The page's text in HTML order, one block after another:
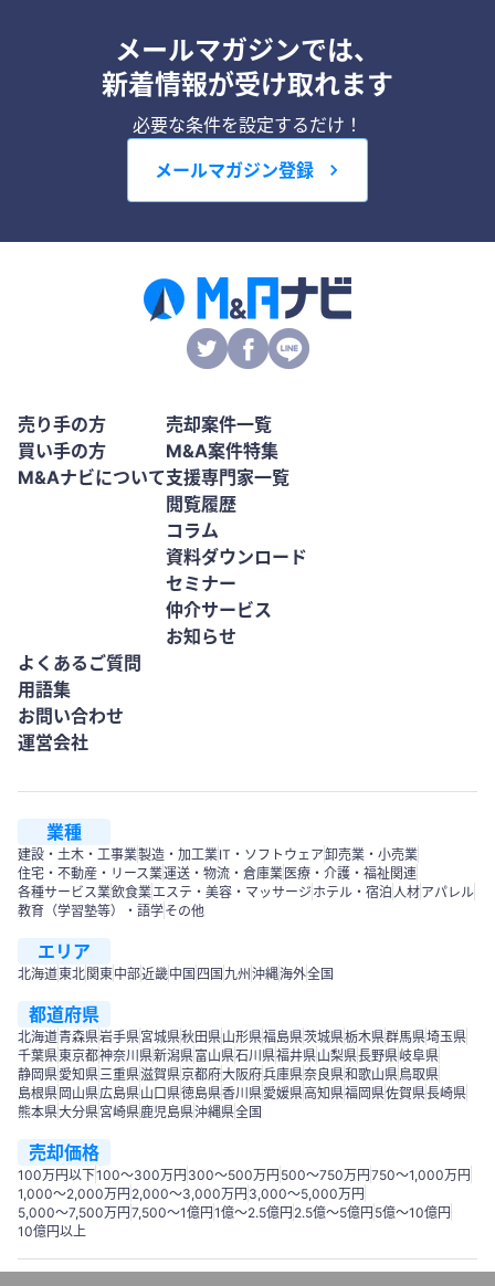
メールマガジンでは、
新着情報が受け取れます
必要な条件を設定するだけ！
メールマガジン登録
売り手の方
買い手の方
M&Aナビについて
売却案件一覧
M&A案件特集
支援専門家一覧
閲覧履歴
コラム
資料ダウンロード
セミナー
仲介サービス
お知らせ
よくあるご質問
用語集
お問い合わせ
運営会社
業種
建設・土木・工事業製造・加工業IT・ソフトウェア卸売業・小売業
住宅・不動産・リース業運送・物流・倉庫業 医療・介護・福祉関連
各種サービス業飲食業エステ・美容・マッサージ ホテル・宿泊 人材アパレル
教育（学習塾等）・語学その他
エリア
北海道東北 関東中部近畿中国 四国 九州 沖縄海外全国
都道府県
北海道青森県岩手県宮城県秋田県山形県福島県茨城県栃木県群馬県埼玉県
千葉県東京都神奈川県新潟県富山県石川県福井県山梨県長野県岐阜県
静岡県愛知県三重県滋賀県京都府大阪府兵庫県奈良県和歌山県鳥取県
島根県 岡山県広島県山口県徳島県香川県愛媛県高知県福岡県佐賀県長崎県
熊本県大分県宮崎県鹿児島県沖縄県全国
売却価格
100万円以下100〜300万円 300〜500万円 500～750万円 750〜1,000万円
1,000～2,000万円 2,000～3,000万円 3,000～5,000万円
5,000～7,500万円 7,500～1億円 1億～2.5億円 2.5億～5億円 5億～10億円
10億円以上